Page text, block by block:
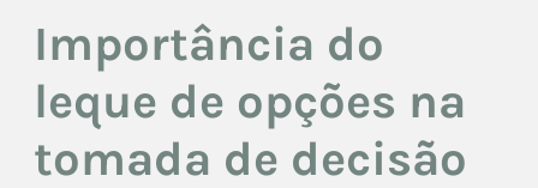
Importância do
leque de opções na
tomada de decisão